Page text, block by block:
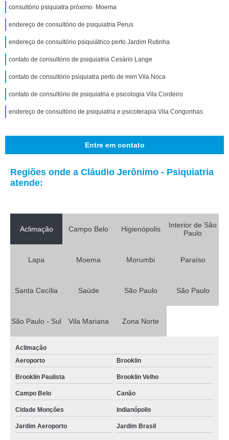
consultório psiquiatra próximo Moema
endereço de consultório de psiquiatria Perus
endereço de consultório psiquiátrico perto Jardim Rutinha
contato de consultório de psiquiatria Cesário Lange
contato de consultório psiquiatra perto de mim Vila Noca
contato de consultório de psiquiatria e psicologia Vila Cordeiro
endereço de consultório de psiquiatria e psicoterapia Vila Congonhas
Entre em contato
Regiões onde a Cláudio Jerônimo - Psiquiatria
atende:
Aclimação Campo Belo Higienópolis
Interior de São
Paulo
Lapa Moema Morumbi Paraíso
Santa Cecília Saúde São Paulo São Paulo
São Paulo - Sul Vila Mariana Zona Norte
Aclimação
Aeroporto
Brooklin
Brooklin Paulista Brooklin Velho
Campo Belo Canão
Cidade Monções Indianópolis
Jardim Aeroporto Jardim Brasil